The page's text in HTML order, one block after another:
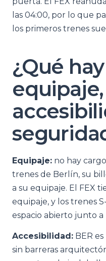
las 04:00, por lo que
los primeros trenes
¿Qué
Equipaje: no hay
trenes de Berlín, su
a su equipaje. El FEX
equipaje, y los trenes
espacio abierto junto a
Accesibilidad: BER
sin barreras